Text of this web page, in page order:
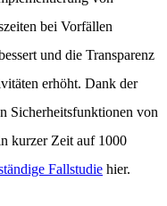
bei Vorfällen
und die Transparenz
erhöht. Dank der
Sicherheitsfunktionen von
kurzer Zeit auf 1000
Fallstudie hier.